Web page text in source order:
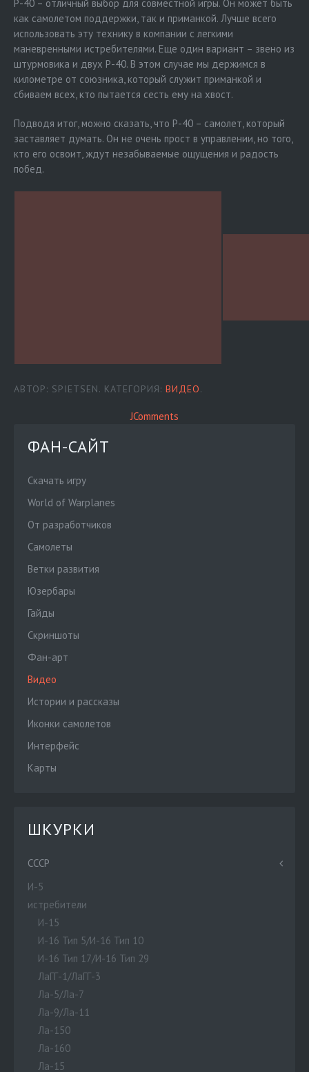
P-40 – отличный выбор для совместной игры. Он может быть
как самолетом поддержки, так и приманкой. Лучше всего
использовать эту технику в компании с легкими
маневренными истребителями. Еще один вариант – звено из
штурмовика и двух P-40. В этом случае мы держимся в
километре от союзника, который служит приманкой и
сбиваем всех, кто пытается сесть ему на хвост.
Подводя итог, можно сказать, что P-40 – самолет, который
заставляет думать. Он не очень прост в управлении, но того,
кто его освоит, ждут незабываемые ощущения и радость
побед.
АВТОР: SPIETSEN. КАТЕГОРИЯ: ВИДЕО.
JComments
ФАН-САЙТ
Скачать игру
World of Warplanes
От разработчиков
Cамолеты
Ветки развития
Юзербары
Гайды
Скриншоты
Фан-арт
Видео
Истории и рассказы
Иконки самолетов
Интерфейс
Карты
ШКУРКИ
СССР
И-5
истребители
И-15
И-16 Тип 5/И-16 Тип 10
И-16 Тип 17/И-16 Тип 29
ЛаГГ-1/ЛаГГ-3
Ла-5/Ла-7
Ла-9/Ла-11
Ла-150
Ла-160
Ла-15